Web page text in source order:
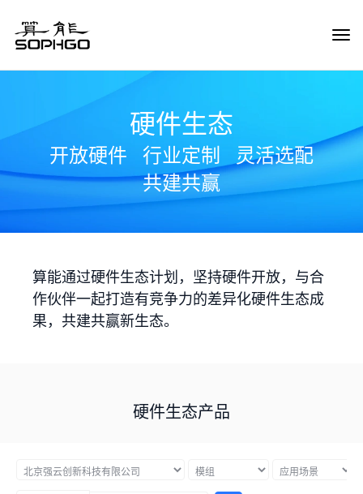
硬件生态
开放硬件 行业定制
灵活选配
共建共赢
算能通过硬件生态计划，坚持硬件开放，与合
作伙伴一起打造有竞争力的差异化硬件生态成
果，共建共赢新生态。
硬件生态产品